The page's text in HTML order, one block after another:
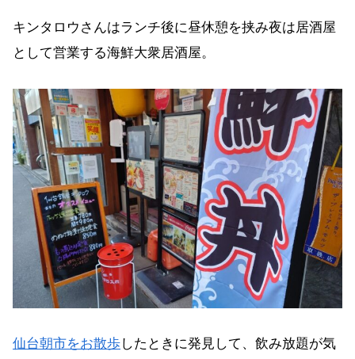
キンタロウさんはランチ後に昼休憩を挟み夜は居酒屋
として営業する海鮮大衆居酒屋。
仙台朝市をお散歩したときに発見して、飲み放題が気